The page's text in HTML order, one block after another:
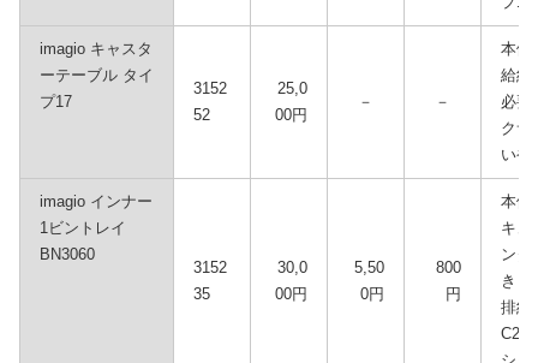
imagio キャスタ
ーテーブル タイ
プ17
3152
52
25,0
00円
－ －
本体
給紙
必要
クサ
いや
imagio インナー
1ビントレイ
BN3060
3152
35
30,0
00円
5,50
0円
800
円
本体
キュ
ンタ
きま
排紙